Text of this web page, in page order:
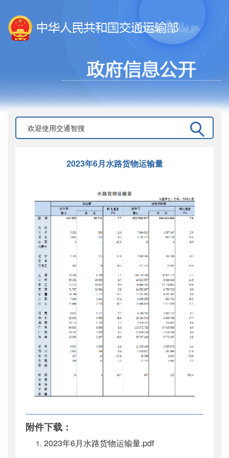
2023年6月水路货物运输量
附件下载：
2023年6月水路货物运输量.pdf